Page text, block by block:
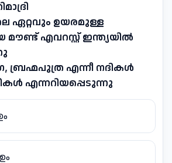
ഏറ്റവും ഉയരമുള്ള
എവറസ്റ്റ് ഇന്ത്യയിൽ
ബ്രഹ്മപുത്ര എന്നീ നദികൾ
എന്നറിയപ്പെടുന്നു